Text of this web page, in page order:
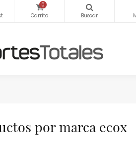
0
por marca ecox